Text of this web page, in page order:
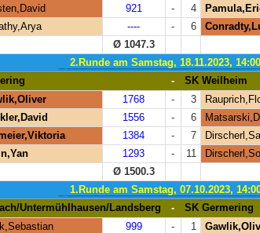
921 - 4
---- - 6
Ø 1047.3
2.Runde am Samstag, 18.11.2023,
- SK Weilheim
1768 - 3
1556 - 6
1384 - 7
1293 - 11
Ø 1500.3
1.Runde am Samstag, 07.10.2023,
Untermühlhausen/Landsberg - SK Germering
999 - 1